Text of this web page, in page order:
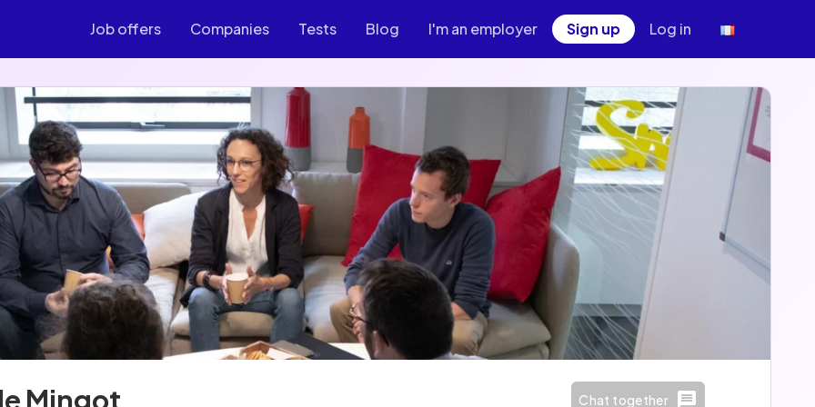
Job offers Companies Tests Blog I'm an employer Sign up Log in
Mingot Chat together